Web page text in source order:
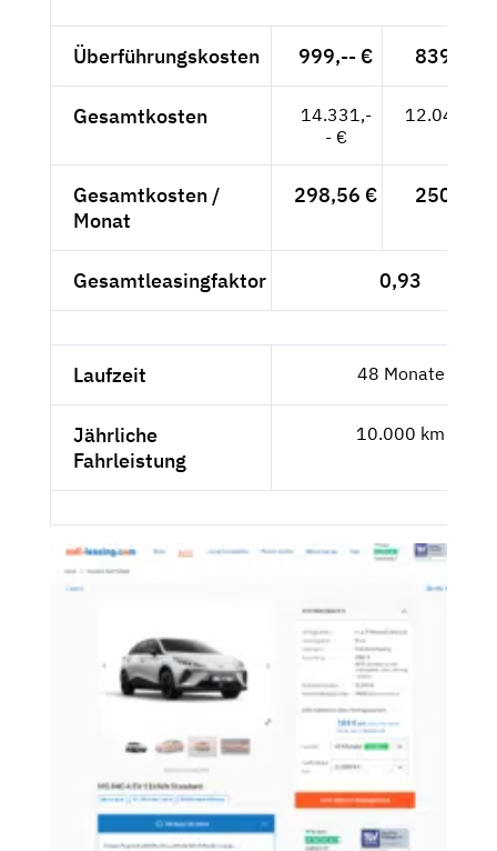
Überführungskosten 999,-- € 839,50 €
Gesamtkosten
14.331,-
- €
12.042,86
Gesamtkosten /
Monat
298,56 € 250,89 €
Gesamtleasingfaktor 0,93
Laufzeit 48 Monate
Jährliche
Fahrleistung
10.000 km